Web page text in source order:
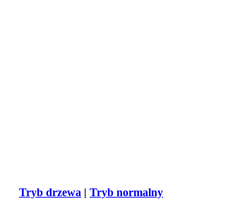
Tryb drzewa | Tryb normalny